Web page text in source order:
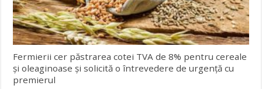
Fermierii cer păstrarea cotei TVA de 8% pentru cereale
și oleaginoase și solicită o întrevedere de urgență cu
premierul